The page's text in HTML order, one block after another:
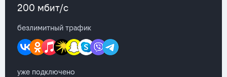
200 мбит/с
безлимитный трафик
уже подключено